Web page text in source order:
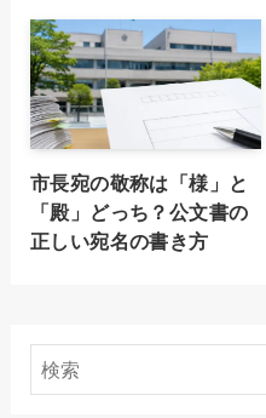
市長宛の敬称は「様」と
「殿」どっち？公文書の
正しい宛名の書き方